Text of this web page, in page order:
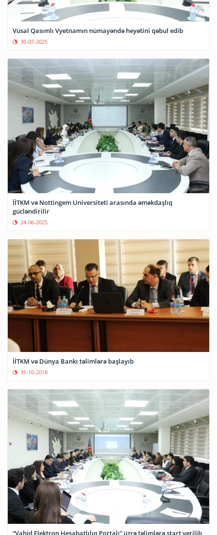
Vüsal Qasımlı Vyetnamın nümayəndə heyətini qəbul edib
30-07-2025
İİTKM və Nottingem Universiteti arasında əməkdaşlıq
gücləndirilir
24-06-2025
İİTKM və Dünya Bankı təlimlərə başlayıb
31-10-2018
“Vahid Elektron Hesabatlılıq Portalı” üzrə təlimlərə start verilib